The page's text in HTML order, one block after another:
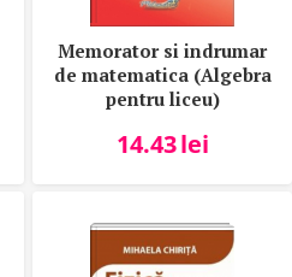
Memorator si indrumar
de matematica (Algebra
pentru liceu)
14.43lei